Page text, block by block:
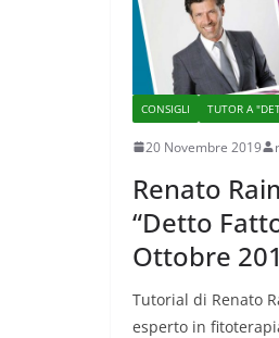
CONSIGLI TUTOR A
20 Novembre 2019
Renato
“Detto
Ottobre
Tutorial di Renato
esperto in